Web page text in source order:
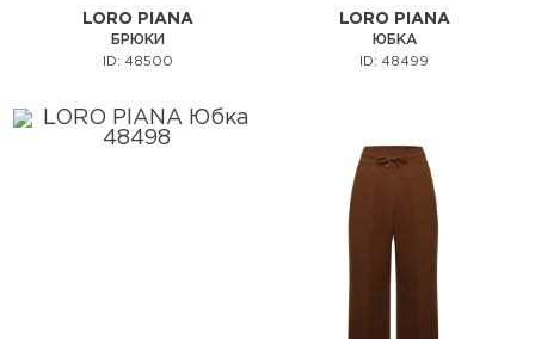
LORO PIANA
БРЮКИ
ID: 48500
LORO PIANA
ЮБКА
ID: 48499